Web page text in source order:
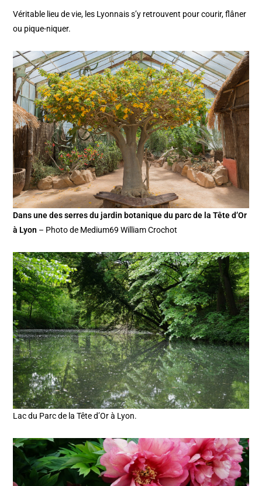
Véritable lieu de vie, les Lyonnais s’y retrouvent pour courir, flâner
ou pique-niquer.
Dans une des serres du jardin botanique du parc de la Tête d’Or
à Lyon – Photo de Medium69 William Crochot
Lac du Parc de la Tête d’Or à Lyon.